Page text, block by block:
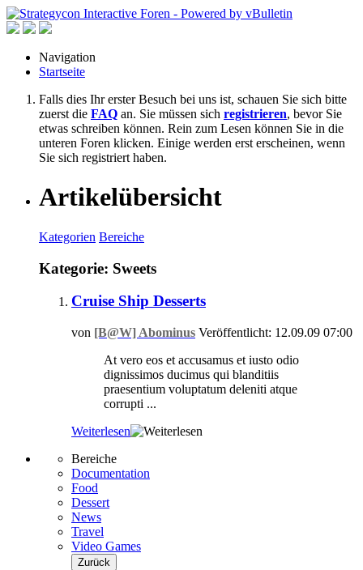
Navigation
Startseite
Falls dies Ihr erster Besuch bei uns ist, schauen Sie sich bitte
zuerst die FAQ an. Sie müssen sich registrieren, bevor Sie
etwas schreiben können. Rein zum Lesen können Sie in die
unteren Foren klicken. Einige werden erst erscheinen, wenn
Sie sich registriert haben.
Artikelübersicht
Kategorien Bereiche
Kategorie: Sweets
Cruise Ship Desserts
von [B@W] Abominus Veröffentlicht: 12.09.09 07:00
At vero eos et accusamus et iusto odio
dignissimos ducimus qui blanditiis
praesentium voluptatum deleniti atque
corrupti ...
Weiterlesen
Bereiche
Documentation
Food
Dessert
News
Travel
Video Games
Zurück